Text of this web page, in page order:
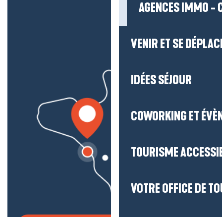
AGENCES IMMO -
VENIR ET SE
IDÉES SÉJOUR
COWORKING ET
TOURISME
VOTRE OFFICE DE